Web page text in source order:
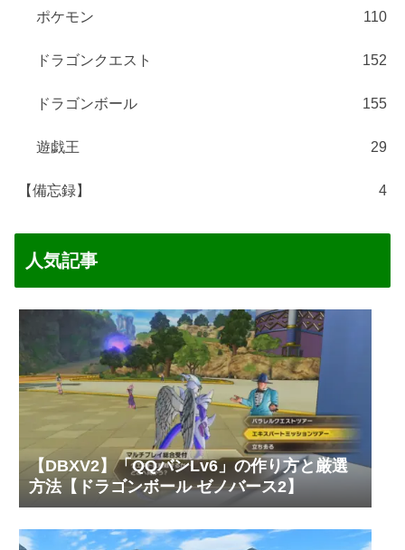
ポケモン 110
ドラゴンクエスト 152
ドラゴンボール 155
遊戯王 29
【備忘録】 4
人気記事
【DBXV2】「QQバンLv6」の作り方と厳選
方法【ドラゴンボール ゼノバース2】